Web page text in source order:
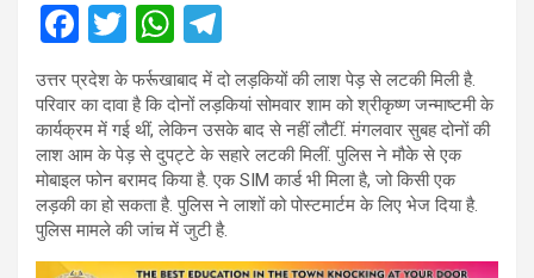
F
a
ce
b
o
o
k
T
wi
tt
er
W
h
at
s
A
p
p
el
e
gr
a
m
उत्तर प्रदेश के फर्रूखाबाद में दो लड़कियों की लाश पेड़ से लटकी मिली है.
परिवार का दावा है कि दोनों लड़कियां सोमवार शाम को श्रीकृष्ण जन्माष्टमी के
कार्यक्रम में गई थीं, लेकिन उसके बाद से नहीं लौटीं. मंगलवार सुबह दोनों की
लाश आम के पेड़ से दुपट्टे के सहारे लटकी मिलीं. पुलिस ने मौके से एक
मोबाइल फोन बरामद किया है. एक SIM कार्ड भी मिला है, जो किसी एक
लड़की का हो सकता है. पुलिस ने लाशों को पोस्टमार्टम के लिए भेज दिया है.
पुलिस मामले की जांच में जुटी है.